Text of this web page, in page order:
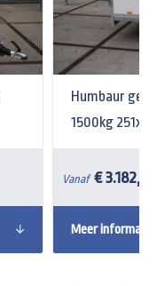
Humbaur
1500kg
Vanaf € 3.182,08
Meer informatie